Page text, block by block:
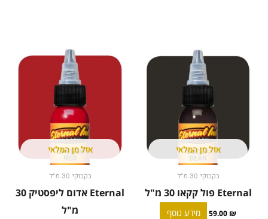
אזל מן המלאי
בקבוקי 30 מ"ל
Eternal פול קקאו 30 מ"ל
59.00 ₪ מידע נוסף
אזל מן המלאי
בקבוקי 30 מ"ל
Eternal אדום ליפסטיק 30
מ"ל